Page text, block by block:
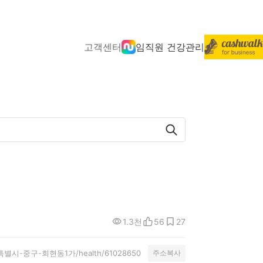
고객센터 임직원 건강관리
1.3천 56 27
시-중구-회현동1가/health/61028650 주소복사